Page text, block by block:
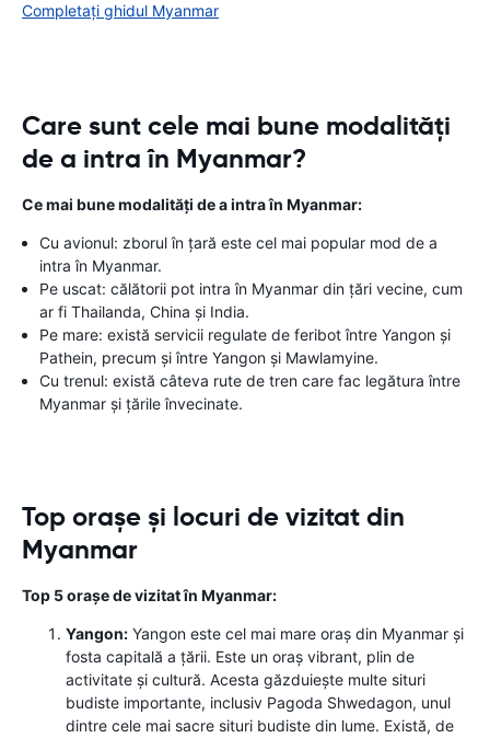
Completați ghidul Myanmar
Care sunt cele mai bune modalități
de a intra în Myanmar?
Ce mai bune modalități de a intra în Myanmar:
Cu avionul: zborul în țară este cel mai popular mod de a
intra în Myanmar.
Pe uscat: călătorii pot intra în Myanmar din țări vecine, cum
ar fi Thailanda, China și India.
Pe mare: există servicii regulate de feribot între Yangon și
Pathein, precum și între Yangon și Mawlamyine.
Cu trenul: există câteva rute de tren care fac legătura între
Myanmar și țările învecinate.
Top orașe și locuri de vizitat din
Myanmar
Top 5 orașe de vizitat în Myanmar:
Yangon: Yangon este cel mai mare oraș din Myanmar și
fosta capitală a țării. Este un oraș vibrant, plin de
activitate și cultură. Acesta găzduiește multe situri
budiste importante, inclusiv Pagoda Shwedagon, unul
dintre cele mai sacre situri budiste din lume. Există, de